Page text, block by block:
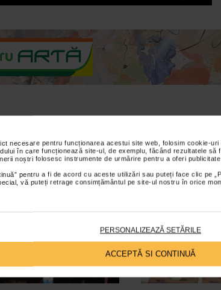
necesare pentru funcționarea acestui site web, folosim cookie-
în care funcționează site-ul, de exemplu, făcând rezultatele
noștri folosesc instrumente de urmărire pentru a oferi
pentru a fi de acord cu aceste utilizări sau puteți face clic pe
vă puteți retrage consimțământul pe site-ul nostru în orice
PERSONALIZEAZĂ SETĂRILE
ACCEPTĂ SI CONTINUĂ
realitatile vremii, Constantin Toiu este un bun